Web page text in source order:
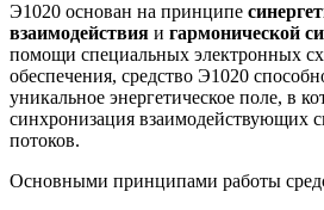
Э1020 основан на принципе
взаимодействия и гармонической
помощи специальных электронных
обеспечения, средство Э1020
уникальное энергетическое поле, в
синхронизация взаимодействующих
потоков.
Основными принципами работы